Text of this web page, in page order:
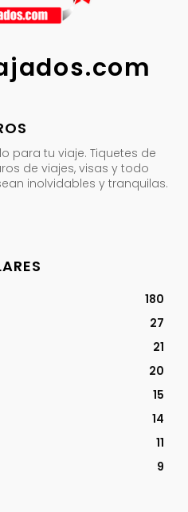
para tu viaje. Tiquetes de
de viajes, visas y todo
inolvidables y tranquilas.
180
27
21
20
15
14
11
9